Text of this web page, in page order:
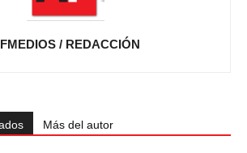
/ REDACCIÓN
Más del autor